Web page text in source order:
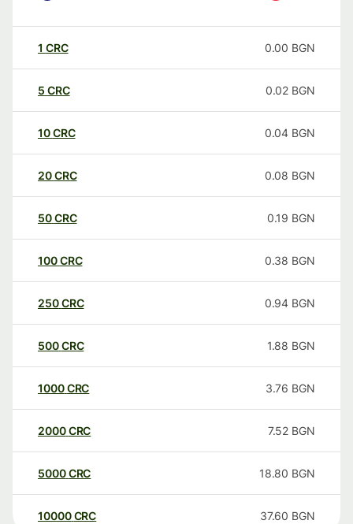
1 CRC 0.00 BGN
5 CRC 0.02 BGN
10CRC 0.04 BGN
20CRC 0.08 BGN
50CRC 0.19 BGN
100CRC 0.38 BGN
250CRC 0.94 BGN
500CRC 1.88 BGN
1000CRC 3.76 BGN
2000CRC 7.52 BGN
5000CRC 18.80 BGN
10000 CRC 37.60 BGN